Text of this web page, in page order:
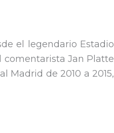
el legendario Estadio
comentarista Jan Platte
Madrid de 2010 a 2015,